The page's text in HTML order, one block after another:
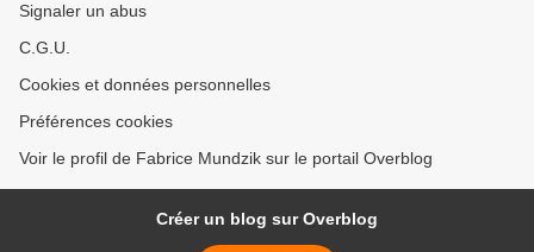
Signaler un abus
C.G.U.
Cookies et données personnelles
Préférences cookies
Voir le profil de Fabrice Mundzik sur le portail Overblog
Créer un blog sur Overblog